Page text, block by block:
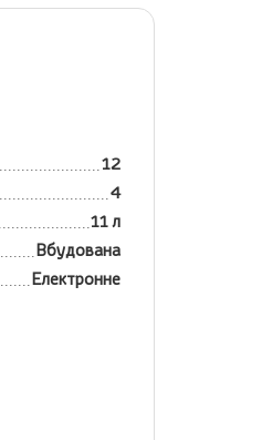
12
4
11 л
Вбудована
Електронне